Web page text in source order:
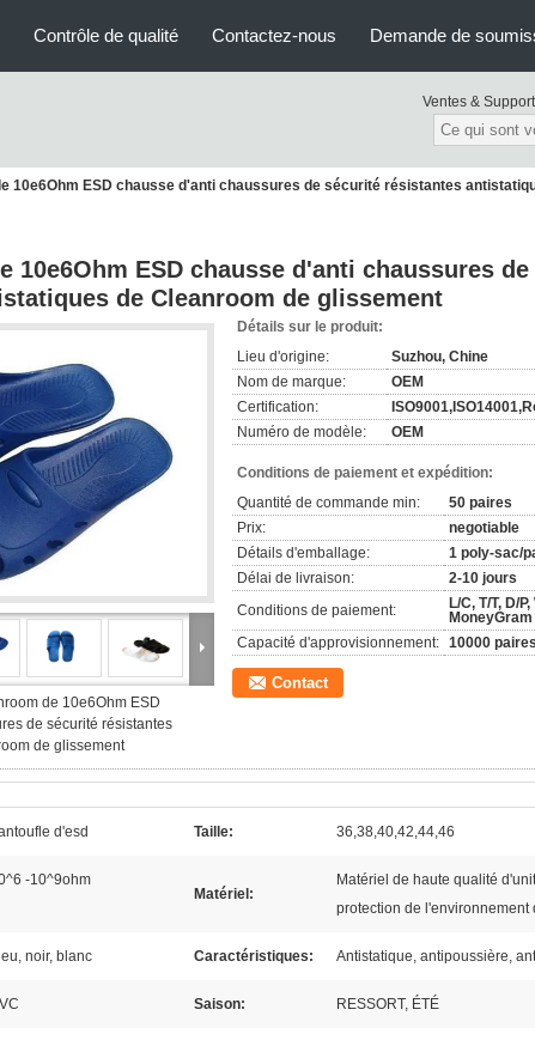
Contrôle de qualité Contactez-nous Demande de
Ventes & Support
10e6Ohm ESD chausse d'anti chaussures de sécurité résistantes
10e6Ohm ESD chausse d'anti chaussures
de Cleanroom de glissement
de 10e6Ohm ESD
de sécurité résistantes
de glissement
Détails sur le produit:
Lieu d'origine:
Suzhou, Chine
Nom de marque:
OEM
Certification:
Numéro de modèle:
OEM
Conditions de paiement et expédition:
Quantité de commande min:
50 paires
Prix:
negotiable
Détails d'emballage:
1 poly-sac/
Délai de livraison:
2-10 jours
Conditions de paiement:
L/C, T/T, D/
MoneyGram
Capacité d'approvisionnement: 10000
Contact
d'esd Taille: 36,38,40,42,44,46
-10^9ohm
Matériel:
Matériel de haute qualité
protection de l'environnement
noir, blanc Caractéristiques: Antistatique, antipoussière,
Saison: RESSORT, ÉTÉ